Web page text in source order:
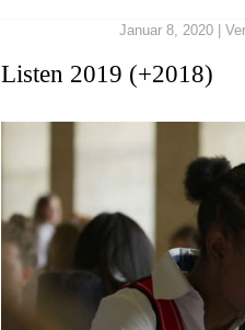
Januar 8, 2020 |
Listen 2019 (+2018)